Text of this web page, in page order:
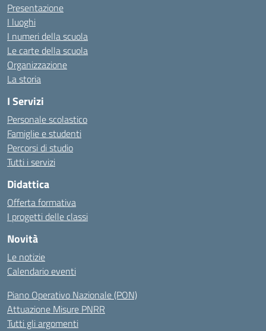
Presentazione
I luoghi
I numeri della scuola
Le carte della scuola
Organizzazione
La storia
I Servizi
Personale scolastico
Famiglie e studenti
Percorsi di studio
Tutti i servizi
Didattica
Offerta formativa
I progetti delle classi
Novità
Le notizie
Calendario eventi
Piano Operativo Nazionale (PON)
Attuazione Misure PNRR
Tutti gli argomenti